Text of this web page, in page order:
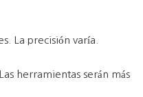
La precisión varía.
herramientas serán más